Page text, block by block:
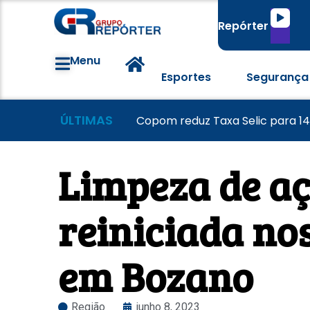
Repórter
Tocador
áudio
Menu
Esportes
Segurança
ÚLTIMAS Grêmio vence o Mirassol e
Colorado visita o Corinthians
Copom reduz Taxa Selic para
Limpeza de
reiniciada
em Bozano
Região junho 8, 2023